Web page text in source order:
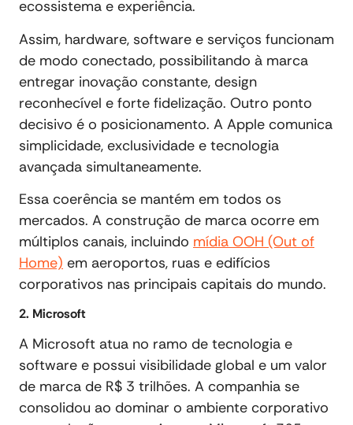
ecossistema e experiência.
Assim, hardware, software e serviços funcionam
de modo conectado, possibilitando à marca
entregar inovação constante, design
reconhecível e forte fidelização. Outro ponto
decisivo é o posicionamento. A Apple comunica
simplicidade, exclusividade e tecnologia
avançada simultaneamente.
Essa coerência se mantém em todos os
mercados. A construção de marca ocorre em
múltiplos canais, incluindo mídia OOH (Out of
Home) em aeroportos, ruas e edifícios
corporativos nas principais capitais do mundo.
2. Microsoft
A Microsoft atua no ramo de tecnologia e
software e possui visibilidade global e um valor
de marca de R$ 3 trilhões. A companhia se
consolidou ao dominar o ambiente corporativo